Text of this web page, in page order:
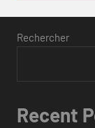
Rechercher
Recent